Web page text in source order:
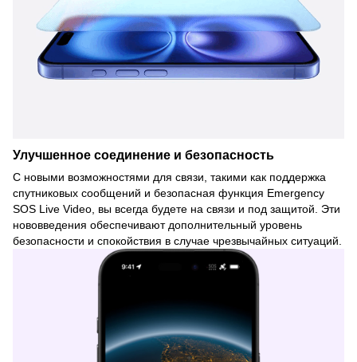
Улучшенное соединение и безопасность
С новыми возможностями для связи, такими как поддержка
спутниковых сообщений и безопасная функция Emergency
SOS Live Video, вы всегда будете на связи и под защитой. Эти
нововведения обеспечивают дополнительный уровень
безопасности и спокойствия в случае чрезвычайных ситуаций.